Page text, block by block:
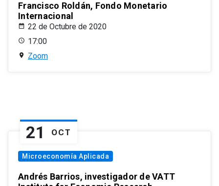
Francisco Roldán, Fondo Monetario
Internacional
22 de Octubre de 2020
17:00
Zoom
21 OCT
Microeconomía Aplicada
Andrés Barrios, investigador de VATT